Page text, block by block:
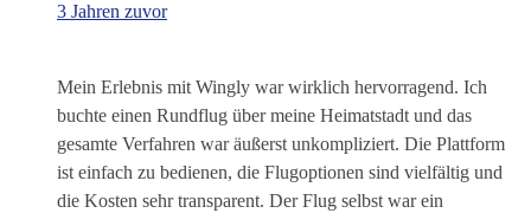
3 Jahren zuvor
Mein Erlebnis mit Wingly war wirklich hervorragend. Ich
buchte einen Rundflug über meine Heimatstadt und das
gesamte Verfahren war äußerst unkompliziert. Die Plattform
ist einfach zu bedienen, die Flugoptionen sind vielfältig und
die Kosten sehr transparent. Der Flug selbst war ein